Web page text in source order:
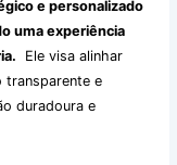
e personalizado
uma experiência
Ele visa alinhar
transparente e
duradoura e